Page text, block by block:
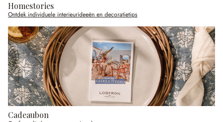
Homestories
Ontdek individuele interieurideeën en decoratietips
Cadeaubon